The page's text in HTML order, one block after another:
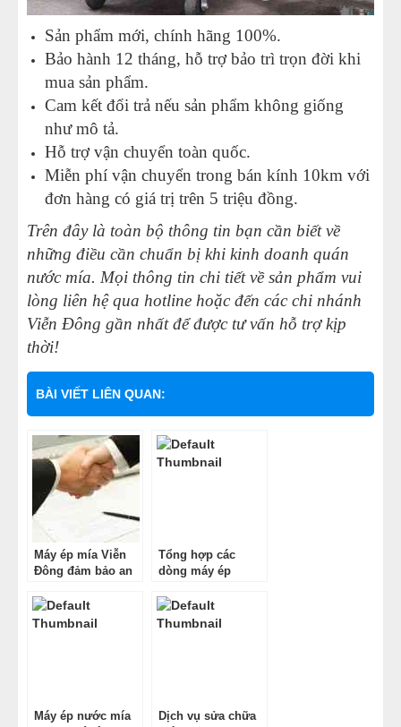
Sản phẩm mới, chính hãng 100%.
Bảo hành 12 tháng, hỗ trợ bảo trì trọn đời khi
mua sản phẩm.
Cam kết đổi trả nếu sản phẩm không giống
như mô tả.
Hỗ trợ vận chuyển toàn quốc.
Miễn phí vận chuyển trong bán kính 10km với
đơn hàng có giá trị trên 5 triệu đồng.
Trên đây là toàn bộ thông tin bạn cần biết về
những điều cần chuẩn bị khi kinh doanh quán
nước mía. Mọi thông tin chi tiết về sản phẩm vui
lòng liên hệ qua hotline hoặc đến các chi nhánh
Viễn Đông gần nhất để được tư vấn hỗ trợ kịp
thời!
BÀI VIẾT LIÊN QUAN:
Máy ép mía Viễn
Đông đảm bảo an
Tổng hợp các
dòng máy ép
trường
Máy ép nước mía
Dịch vụ sửa chữa